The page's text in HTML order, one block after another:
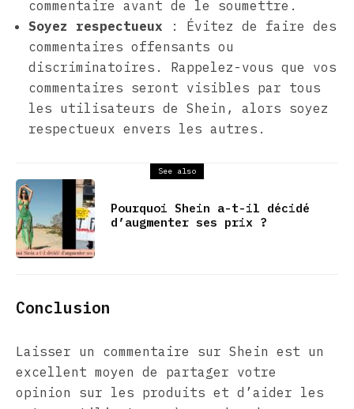
commentaire avant de le soumettre.
Soyez respectueux : Évitez de faire des
commentaires offensants ou
discriminatoires. Rappelez-vous que vos
commentaires seront visibles par tous
les utilisateurs de Shein, alors soyez
respectueux envers les autres.
See also
Pourquoi Shein a-t-il décidé
d’augmenter ses prix ?
Conclusion
Laisser un commentaire sur Shein est un
excellent moyen de partager votre
opinion sur les produits et d’aider les